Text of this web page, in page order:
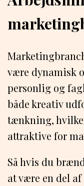
være dynamisk
personlig og
både kreativ
tænkning,
attraktive for
Så hvis du
at være en del